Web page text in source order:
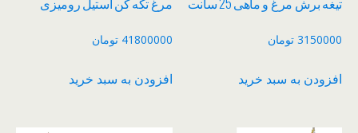
3150000 تومان
افزودن به سبد خرید
41800000 تومان
افزودن به سبد خرید